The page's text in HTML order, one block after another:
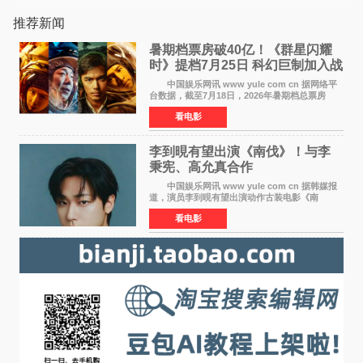
推荐新闻
暑期档票房破40亿！《群星闪耀
时》提档7月25日 科幻巨制加入战
中国娱乐网讯 www yule com cn 据网络平
台数据，截至7月18日，2026年暑期档总票房
（含预售）已正式突破40亿元大关，年度总票房
也随之逼近197亿元。超百部中外佳片同台竞技，
点燃了盛夏的电
看电影
李到晛有望出演《南伐》！与李
秉宪、高允真合作
中国娱乐网讯 www yule com cn 据韩媒报
道，演员李到晛有望出演动作古装电影《南
伐》，与李秉宪、高允真合作，引发关注。
该片为动作古装片，讲述朝鲜初期，为了解救被
倭寇绑走的俘虏，9
看电影